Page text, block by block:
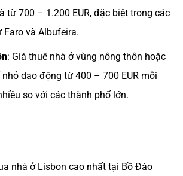
từ 700 – 1.200 EUR, đặc biệt trong các
và Albufeira.
: Giá thuê nhà ở vùng nông thôn hoặc
dao động từ 400 – 700 EUR mỗi
so với các thành phố lớn.
nhà ở Lisbon cao nhất tại Bồ Đào